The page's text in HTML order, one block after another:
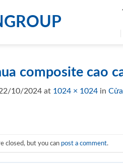
composite cao
10/2024 at 1024 × 1024 in
closed, but you can post a comment.